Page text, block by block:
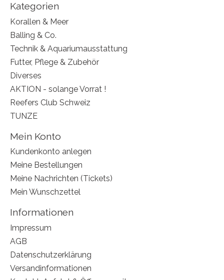
Kategorien
Korallen & Meer
Balling & Co.
Technik & Aquariumausstattung
Futter, Pflege & Zubehör
Diverses
AKTION - solange Vorrat !
Reefers Club Schweiz
TUNZE
Mein Konto
Kundenkonto anlegen
Meine Bestellungen
Meine Nachrichten (Tickets)
Mein Wunschzettel
Informationen
Impressum
AGB
Datenschutzerklärung
Versandinformationen